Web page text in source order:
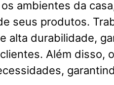
ambientes da
seus produtos.
alta durabilidade,
Além disso,